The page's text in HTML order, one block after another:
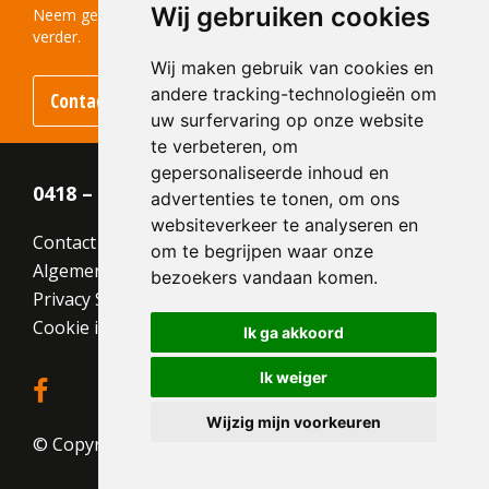
Wij gebruiken cookies
Wij maken gebruik van cookies en
andere tracking-technologieën om
uw surfervaring op onze website
te verbeteren, om
gepersonaliseerde inhoud en
advertenties te tonen, om ons
websiteverkeer te analyseren en
om te begrijpen waar onze
bezoekers vandaan komen.
Ik ga akkoord
Ik weiger
Wijzig mijn voorkeuren
Kleur:
Grijs
Neem gerust contact met ons op! We helpen u graag
verder.
Contact opnemen
0418 – 55 22 21
Contact
Algemene voorwaarden
Privacy Statement
Cookie instellingen
© Copyright 2026